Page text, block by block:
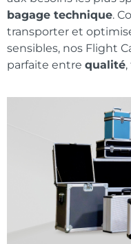
bagage technique.
transporter et
sensibles, nos Flight
parfaite entre qualité